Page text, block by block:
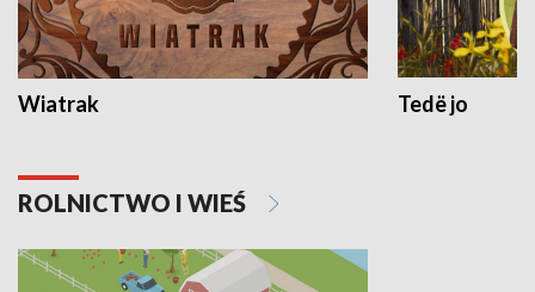
Wiatrak Tedë jo
ROLNICTWO I WIEŚ